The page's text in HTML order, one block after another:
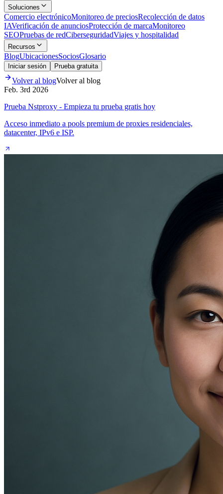
Soluciones
Comercio electrónicoMonitoreo de preciosRecolección de datos
IAVerificación de anunciosProtección de marcaMonitoreo
SEOPruebas de redCiberseguridadViajes y hospitalidad
Recursos
BlogUbicacionesSociosGlosario
Iniciar sesión Prueba gratuita
Volver al blogVolver al blog
Feb. 3rd 2026
Prueba Nstproxy - Empieza tu prueba gratis hoy
Acceso inmediato a pools premium de proxies residenciales,
datacenter, IPv6 e ISP.